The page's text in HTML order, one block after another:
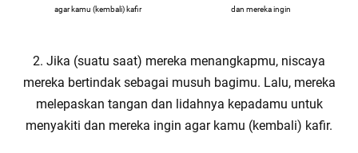
agar kamu (kembali) kafir dan mereka ingin
2. Jika (suatu saat) mereka menangkapmu, niscaya
mereka bertindak sebagai musuh bagimu. Lalu, mereka
melepaskan tangan dan lidahnya kepadamu untuk
menyakiti dan mereka ingin agar kamu (kembali) kafir.